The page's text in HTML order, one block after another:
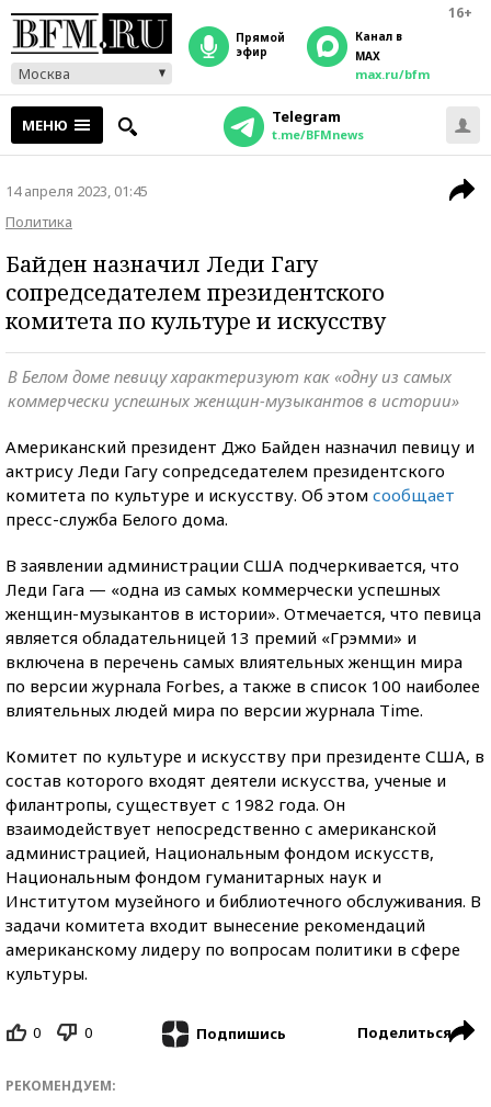
16+
Москва
прямой
эфир
Канал в
MAX
max.ru/bfm
МЕНЮ Telegram
t.me/BFMnews
14 апреля 2023, 01:45
Политика
Байден назначил Леди Гагу
сопредседателем президентского
комитета по культуре и искусству
В Белом доме певицу характеризуют как «одну из самых
коммерчески успешных женщин-музыкантов в истории»
Американский президент Джо Байден назначил певицу и
актрису Леди Гагу сопредседателем президентского
комитета по культуре и искусству. Об этом сообщает
пресс-служба Белого дома.
В заявлении администрации США подчеркивается, что
Леди Гага — «одна из самых коммерчески успешных
женщин-музыкантов в истории». Отмечается, что певица
является обладательницей 13 премий «Грэмми» и
включена в перечень самых влиятельных женщин мира
по версии журнала Forbes, а также в список 100 наиболее
влиятельных людей мира по версии журнала Time.
Комитет по культуре и искусству при президенте США, в
состав которого входят деятели искусства, ученые и
филантропы, существует с 1982 года. Он
взаимодействует непосредственно с американской
администрацией, Национальным фондом искусств,
Национальным фондом гуманитарных наук и
Институтом музейного и библиотечного обслуживания. В
задачи комитета входит вынесение рекомендаций
американскому лидеру по вопросам политики в сфере
культуры.
0 0 Подпишись Поделиться
РЕКОМЕНДУЕМ: